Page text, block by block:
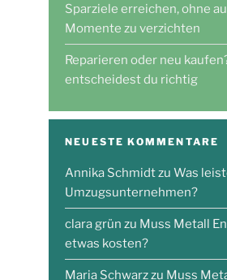
Sparziele erreichen, ohne
Momente zu verzichten
Reparieren oder neu
entscheidest du richtig
NEUESTE KOMMENTARE
Annika Schmidtzu Was
Umzugsunternehmen?
clara grün zu Muss Metall
etwas kosten?
Maria Schwarzzu Muss